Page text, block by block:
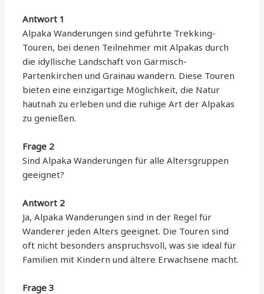
Antwort 1
Alpaka Wanderungen sind geführte Trekking-
Touren, bei denen Teilnehmer mit Alpakas durch
die idyllische Landschaft von Garmisch-
Partenkirchen und Grainau wandern. Diese Touren
bieten eine einzigartige Möglichkeit, die Natur
hautnah zu erleben und die ruhige Art der Alpakas
zu genießen.
Frage 2
Sind Alpaka Wanderungen für alle Altersgruppen
geeignet?
Antwort 2
Ja, Alpaka Wanderungen sind in der Regel für
Wanderer jeden Alters geeignet. Die Touren sind
oft nicht besonders anspruchsvoll, was sie ideal für
Familien mit Kindern und ältere Erwachsene macht.
Frage 3